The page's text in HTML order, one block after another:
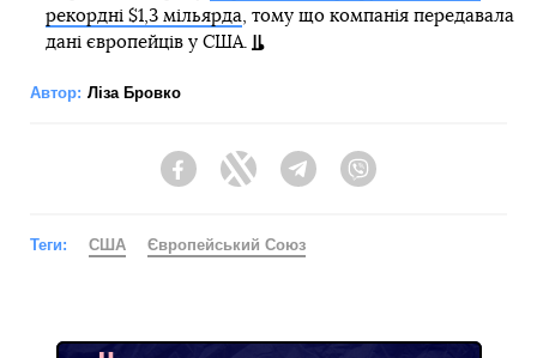
рекордні $1,3 мільярда, тому що компанія передавала
дані європейців у США.
Автор: Ліза Бровко
FacebookTwitter Telegram
Теги: США Європейський Союз